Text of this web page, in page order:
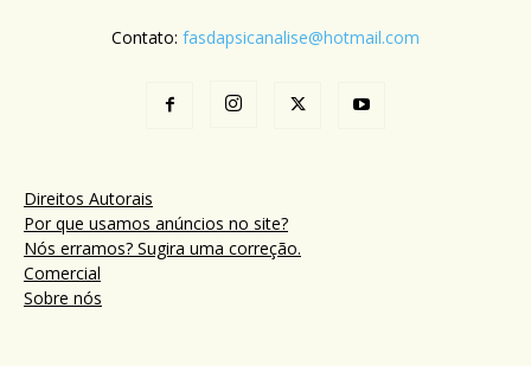
Contato: fasdapsicanalise@hotmail.com
Direitos Autorais
Por que usamos anúncios no site?
Nós erramos? Sugira uma correção.
Comercial
Sobre nós